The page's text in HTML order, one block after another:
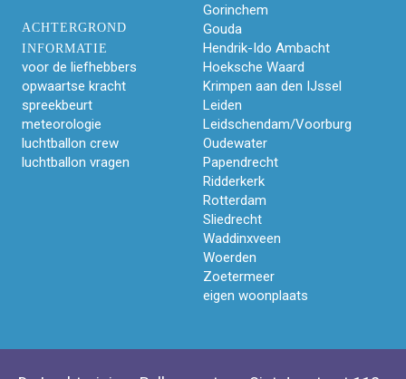
ACHTERGROND
INFORMATIE
voor de liefhebbers
opwaartse kracht
spreekbeurt
meteorologie
luchtballon crew
luchtballon vragen
Gorinchem
Gouda
Hendrik-Ido Ambacht
Hoeksche Waard
Krimpen aan den IJssel
Leiden
Leidschendam/Voorburg
Oudewater
Papendrecht
Ridderkerk
Rotterdam
Sliedrecht
Waddinxveen
Woerden
Zoetermeer
eigen woonplaats